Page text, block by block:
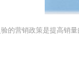
的营销政策是提高销